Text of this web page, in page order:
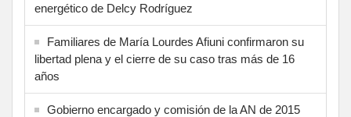
energético de Delcy Rodríguez
Familiares de María Lourdes Afiuni confirmaron su
libertad plena y el cierre de su caso tras más de 16
años
Gobierno encargado y comisión de la AN de 2015